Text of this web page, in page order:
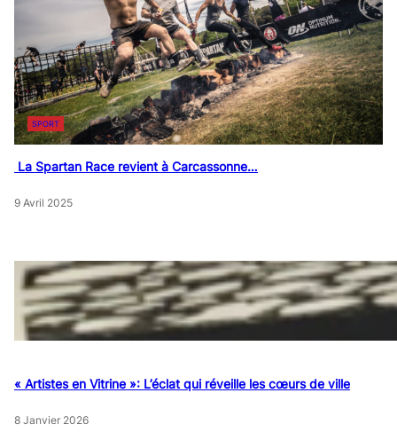
SPORT
La Spartan Race revient à Carcassonne…
9 Avril 2025
« Artistes en Vitrine »: L’éclat qui réveille les cœurs de ville
8 Janvier 2026